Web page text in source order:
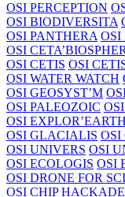
OSI PERCEPTION
OSI BIODIVERSITA
OSI PANTHERA OSI
OSI
OSI CETIS OSI
OSI WATER WATCH
OSI GEOSYST’M
OSI PALEOZOIC
OSI EXPLOR’EARTH
OSI GLACIALIS OSI
OSI UNIVERS OSI
OSI ECOLOGIS OSI
OSI DRONE FOR
OSI CHIP